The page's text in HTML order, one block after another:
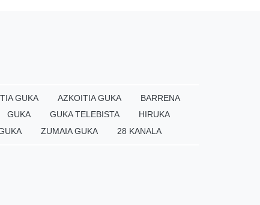
GUKA AZKOITIA GUKA
BARRENA
GUKA GUKA TELEBISTA
HIRUKA
ZUMAIA GUKA 28 KANALA